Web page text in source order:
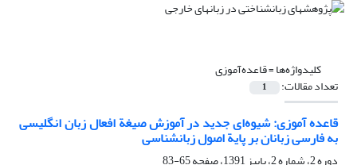
کلیدواژه‌ها =قاعده‌آموزی
تعداد مقالات: 1
قاعده آموزی: شیوه‌ای جدید در آموزش صیغة افعال زبان انگلیسی
به فارسی زبانان بر پایة اصول زبانشناسی